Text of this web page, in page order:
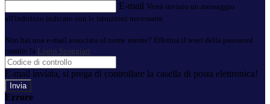
E-mail Verrà inviato un messaggio
all'indirizzo indicato con le istruzioni necessarie.
Non hai una e-mail associata al nome utente? Effettua il reset della password
tramite la Login Spaggiari
E-mail inviata, si prega di controllare la casella di posta elettronica!
Errore